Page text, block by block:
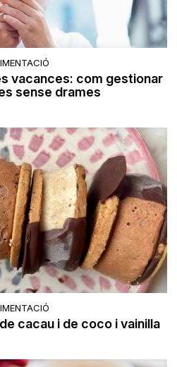
vacances: com gestionar
sense drames
cacau i de coco i vainilla